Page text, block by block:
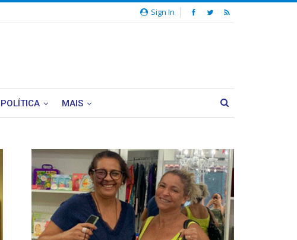
Sign In
POLÍTICA MAIS